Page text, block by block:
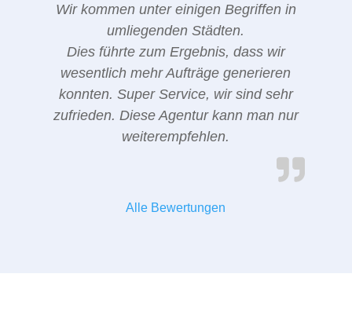
Wir kommen unter einigen Begriffen in
umliegenden Städten.
Dies führte zum Ergebnis, dass wir
wesentlich mehr Aufträge generieren
konnten. Super Service, wir sind sehr
zufrieden. Diese Agentur kann man nur
weiterempfehlen.
Alle Bewertungen